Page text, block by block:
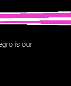
is our